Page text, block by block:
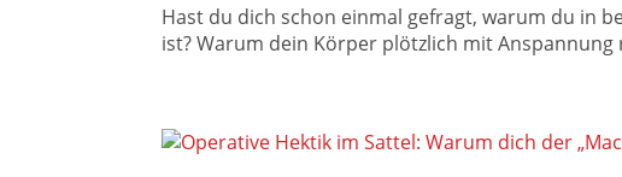
Hast du dich schon einmal gefragt, warum du in
ist? Warum dein Körper plötzlich mit